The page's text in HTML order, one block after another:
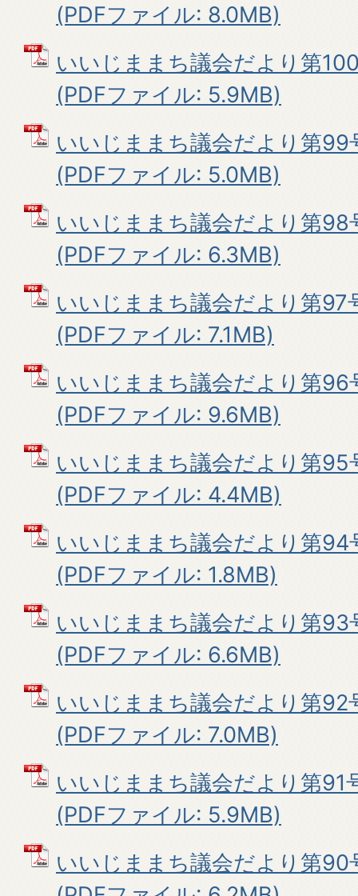
(PDFファイル: 8.0MB)
いいじままち議会だより第
(PDFファイル: 5.9MB)
いいじままち議会だより第99
(PDFファイル: 5.0MB)
いいじままち議会だより第98
(PDFファイル: 6.3MB)
いいじままち議会だより第97
(PDFファイル: 7.1MB)
いいじままち議会だより第96
(PDFファイル: 9.6MB)
いいじままち議会だより第95
(PDFファイル: 4.4MB)
いいじままち議会だより第94
(PDFファイル: 1.8MB)
いいじままち議会だより第93
(PDFファイル: 6.6MB)
いいじままち議会だより第92
(PDFファイル: 7.0MB)
いいじままち議会だより第91
(PDFファイル: 5.9MB)
いいじままち議会だより第90